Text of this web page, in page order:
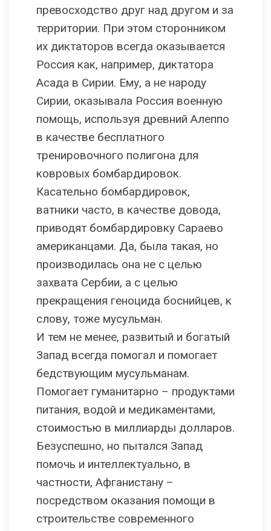
превосходство друг над другом и за
территории. При этом сторонником
их диктаторов всегда оказывается
Россия как, например, диктатора
Асада в Сирии. Ему, а не народу
Сирии, оказывала Россия военную
помощь, используя древний Алеппо
в качестве бесплатного
тренировочного полигона для
ковровых бомбардировок.
Касательно бомбардировок,
ватники часто, в качестве довода,
приводят бомбардировку Сараево
американцами. Да, была такая, но
производилась она не с целью
захвата Сербии, а с целью
прекращения геноцида боснийцев, к
слову, тоже мусульман.
И тем не менее, развитый и богатый
Запад всегда помогал и помогает
бедствующим мусульманам.
Помогает гуманитарно – продуктами
питания, водой и медикаментами,
стоимостью в миллиарды долларов.
Безуспешно, но пытался Запад
помочь и интеллектуально, в
частности, Афганистану –
посредством оказания помощи в
строительстве современного